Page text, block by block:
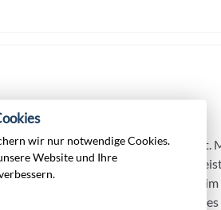
familiären Charakter an den Tag
die Getränke sind, wie in den
Wasser). Wobei im Felicia Village
und die Eiszeit - 1 Stunde
wir nur notwendige Cookies.
Website und Ihre